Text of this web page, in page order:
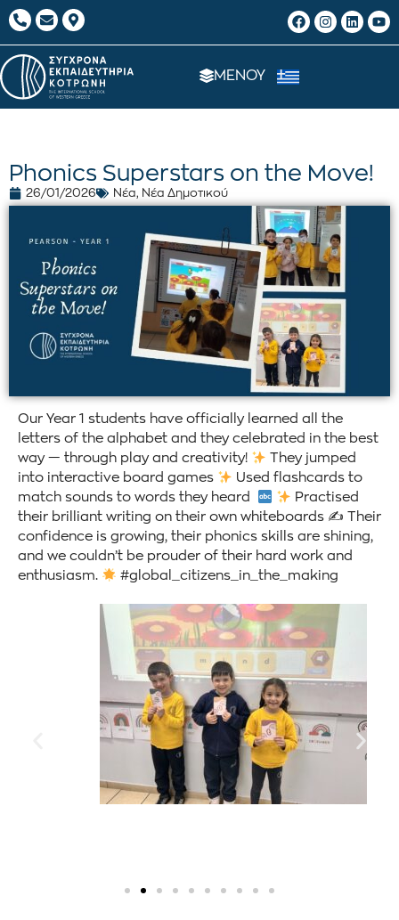
ΜΕΝΟΥ
Phonics Superstars on the Move!
26/01/2026 Νέα, Νέα Δημοτικού
Our Year 1 students have officially learned all the
letters of the alphabet and they celebrated in the best
way — through play and creativity!
They jumped
into interactive board games
Used flashcards to
match sounds to words they heard
Practised
their brilliant writing on their own whiteboards ✍ Their
confidence is growing, their phonics skills are shining,
and we couldn’t be prouder of their hard work and
enthusiasm.
#global_citizens_in_the_making